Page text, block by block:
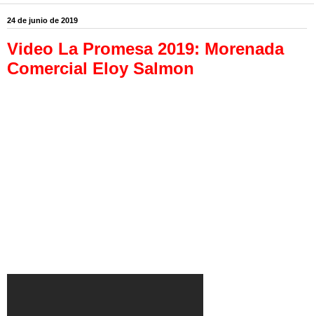
24 de junio de 2019
Video La Promesa 2019: Morenada
Comercial Eloy Salmon